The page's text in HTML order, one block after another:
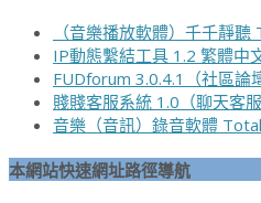
（音樂播放軟體）千千靜
IP動態繫結工具 1.2 繁體中
FUDforum 3.0.4.1（社區論
賤賤客服系統 1.0（聊天客
音樂（音訊）錄音軟體
本網站快速網址路徑導航